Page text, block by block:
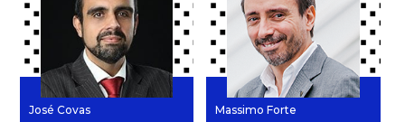
José Covas Massimo Forte